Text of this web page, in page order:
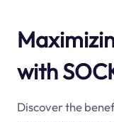
with
Discover the